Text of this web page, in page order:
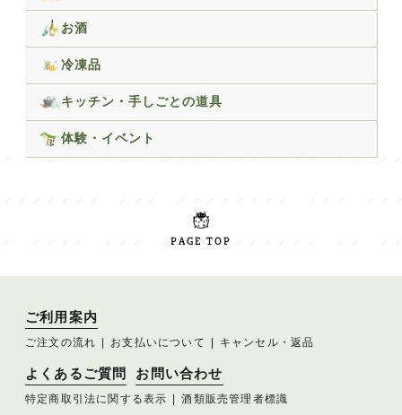
お酒
冷凍品
キッチン・手しごとの道具
体験・イベント
PAGE TOP
ご利用案内
ご注文の流れ お支払いについて キャンセル・返品
よくあるご質問 お問い合わせ
特定商取引法に関する表示 酒類販売管理者標識